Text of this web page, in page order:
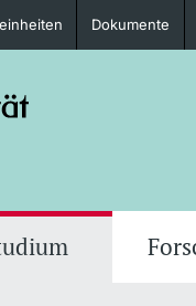
Dokumente